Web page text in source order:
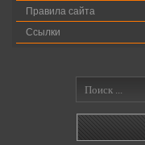
Правила сайта
Ссылки